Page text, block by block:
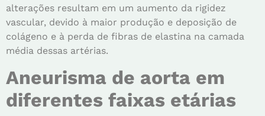
alterações resultam em um aumento da rigidez
vascular, devido à maior produção e deposição de
colágeno e à perda de fibras de elastina na camada
média dessas artérias.
Aneurisma de aorta em
diferentes faixas etárias